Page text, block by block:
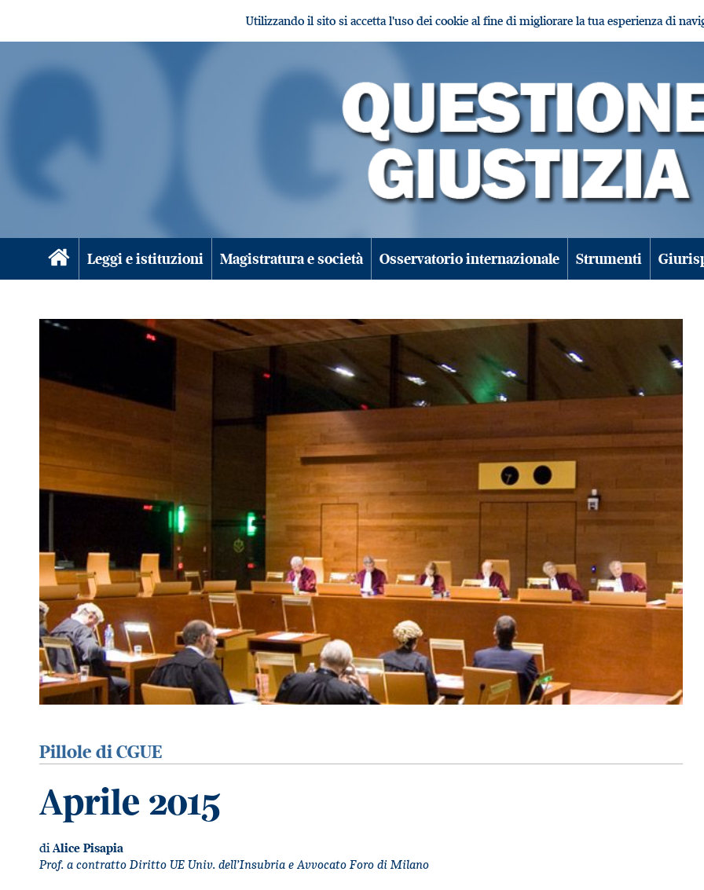
Utilizzando il sito si accetta l'uso dei cookie al fine di migliorare la tua esperienza di
Leggi e istituzioni Magistratura e società Osservatorio internazionale Strumenti
Pillole di CGUE
Aprile 2015
di Alice Pisapia
Prof. a contratto Diritto UE Univ. dell’Insubria e Avvocato Foro di Milano